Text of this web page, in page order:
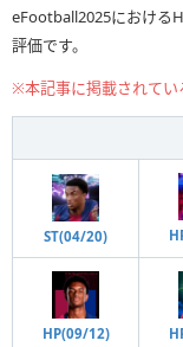
eFootball2025における
評価です。
※本記事に掲載されてい
ST(04/20)
HP(09/12)